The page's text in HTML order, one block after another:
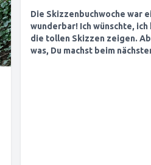
Die Skizzenbuchwoche war
wunderbar! Ich wünschte,
die tollen Skizzen zeigen.
was, Du machst beim